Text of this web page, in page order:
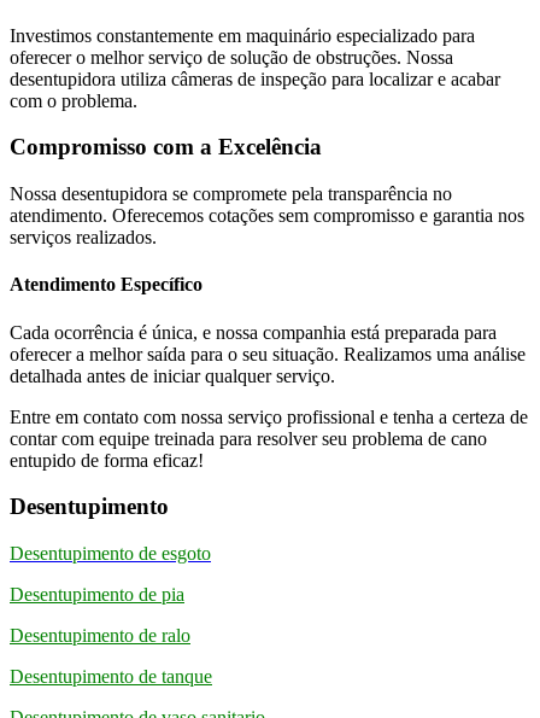
Investimos constantemente em maquinário especializado para
oferecer o melhor serviço de solução de obstruções. Nossa
desentupidora utiliza câmeras de inspeção para localizar e acabar
com o problema.
Compromisso com a Excelência
Nossa desentupidora se compromete pela transparência no
atendimento. Oferecemos cotações sem compromisso e garantia nos
serviços realizados.
Atendimento Específico
Cada ocorrência é única, e nossa companhia está preparada para
oferecer a melhor saída para o seu situação. Realizamos uma análise
detalhada antes de iniciar qualquer serviço.
Entre em contato com nossa serviço profissional e tenha a certeza de
contar com equipe treinada para resolver seu problema de cano
entupido de forma eficaz!
Desentupimento
Desentupimento de esgoto
Desentupimento de pia
Desentupimento de ralo
Desentupimento de tanque